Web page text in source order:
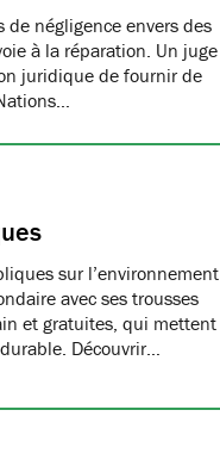
négligence envers des
à la réparation. Un juge
juridique de fournir de
sur l’environnement
avec ses trousses
et gratuites, qui mettent
Découvrir…